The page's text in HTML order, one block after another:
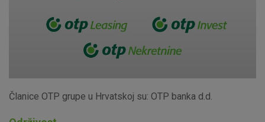
Članice OTP grupe u Hrvatskoj su: OTP banka d.d.